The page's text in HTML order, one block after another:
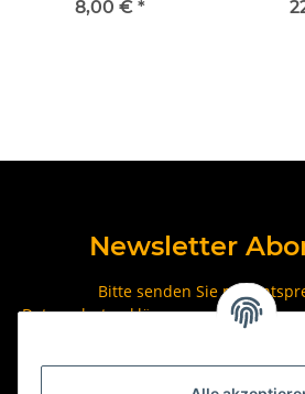
8,00 € *
Newsletter
Bitte senden Sie mir
Datenschutzerklärungregelmäßig